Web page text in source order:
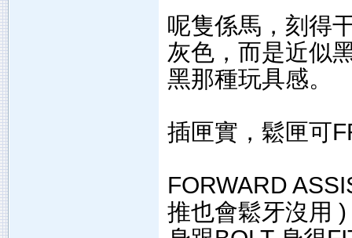
呢隻係馬，刻得
灰色，而是近似
黑那種玩具感。
插匣實，鬆匣可
FORWARD
推也會鬆牙沒用